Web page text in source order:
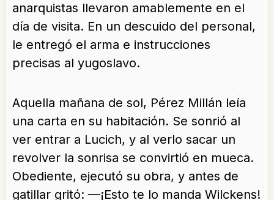
anarquistas llevaron amablemente en el
día de visita. En un descuido del personal,
le entregó el arma e instrucciones
precisas al yugoslavo.
Aquella mañana de sol, Pérez Millán leía
una carta en su habitación. Se sonrió al
ver entrar a Lucich, y al verlo sacar un
revolver la sonrisa se convirtió en mueca.
Obediente, ejecutó su obra, y antes de
gatillar gritó: —¡Esto te lo manda Wilckens!